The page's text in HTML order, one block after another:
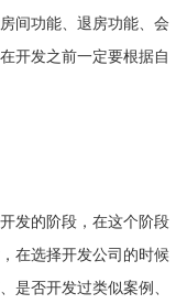
间功能、退房功能、会
开发之前一定要根据自
发的阶段，在这个阶段
在选择开发公司的时候
是否开发过类似案例、